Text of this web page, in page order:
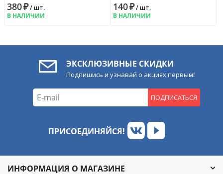
380₽/ шт.
В НАЛИЧИИ
140₽/ шт.
В НАЛИЧИИ
ЭКСКЛЮЗИВНЫЕ СКИДКИ
Подпишись и узнавай о акциях первым!
ПОДПИСАТЬСЯ
ПРИСОЕДИНЯЙСЯ!
ИНФОРМАЦИЯ О МАГАЗИНЕ